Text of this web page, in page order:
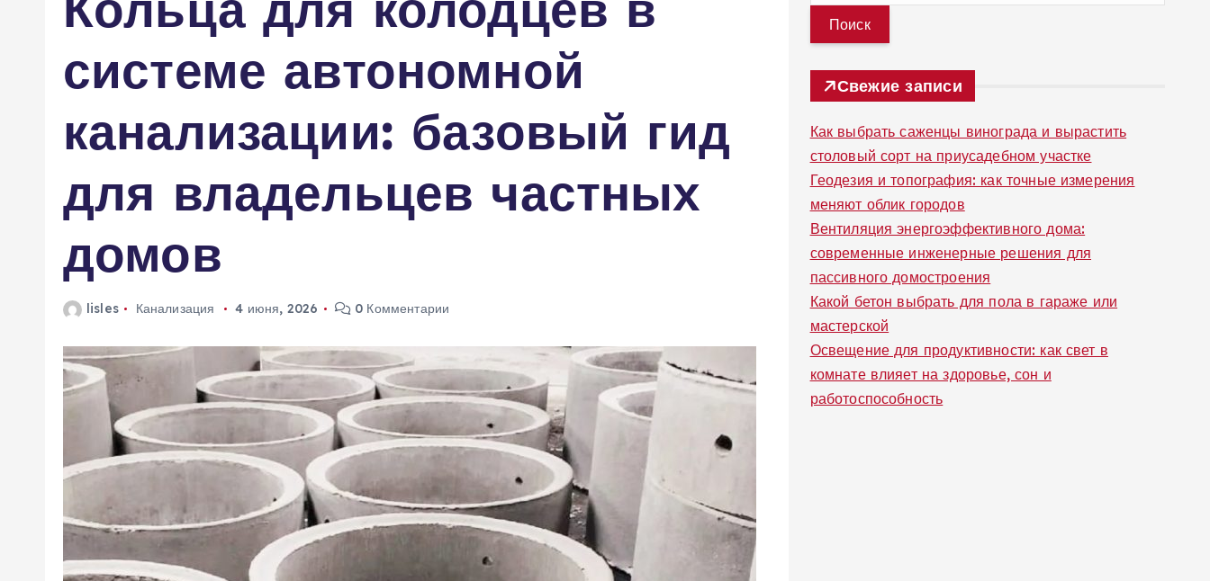
системе автономной
канализации: базовый гид
для владельцев частных
домов
lisles Канализация 4 июня, 2026 0 Комментарии
т
и
Свежие записи
Как выбрать саженцы винограда и вырастить
столовый сорт на приусадебном участке
Геодезия и топография: как точные измерения
меняют облик городов
Вентиляция энергоэффективного дома:
современные инженерные решения для
пассивного домостроения
Какой бетон выбрать для пола в гараже или
мастерской
Освещение для продуктивности: как свет в
комнате влияет на здоровье, сон и
работоспособность